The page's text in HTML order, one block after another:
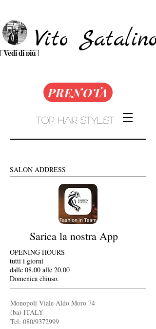
Vito Satalino​​​
Vedi di più
PRENOTA
Top Hair Stylist
SALON ADDRESS
Sarica la nostra App
OPENING HOURS
tutti i giorni
dalle 08.00 alle 20.00
Domenica chiuso.
Monopoli Viale Aldo Moro 74
(ba) ITALY
Tel: 080/9372999